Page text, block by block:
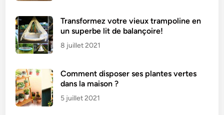
Transformez votre vieux trampoline en
un superbe lit de balançoire!
8 juillet 2021
Comment disposer ses plantes vertes
dans la maison ?
5 juillet 2021